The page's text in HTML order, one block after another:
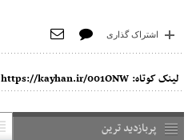
اشتراک گذاری
لینک کوتاه: https://kayhan.ir/001ONW
پربازدید ترین